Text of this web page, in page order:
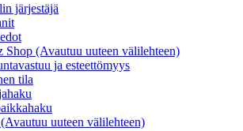
järjestäjä
Shop (Avautuu uuteen välilehteen)
ja esteettömyys
tila
(Avautuu uuteen välilehteen)